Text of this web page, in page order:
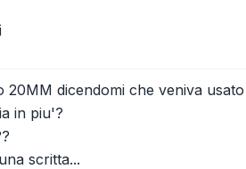
20MM dicendomi che veniva
in piu'?
scritta...